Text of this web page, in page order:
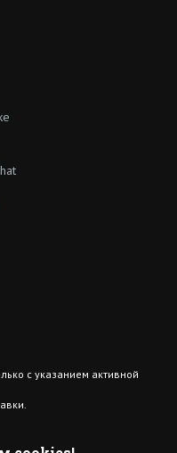
с указанием активной